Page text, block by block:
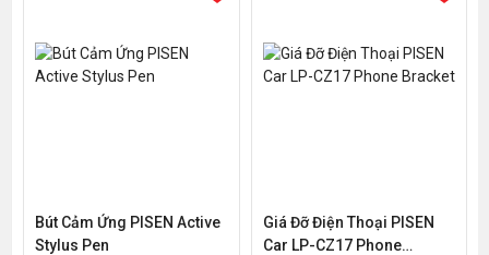
Bút Cảm Ứng PISEN Active
Stylus Pen
Giá Đỡ Điện Thoại PISEN
Car LP-CZ17 Phone